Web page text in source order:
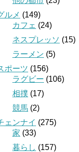
ルメ (149)
カフェ (24)
ネスプレッソ (15)
ラーメン (5)
ポーツ (156)
ラグビー (106)
相撲 (17)
競馬 (2)
ェンナイ (275)
家 (33)
暮らし (157)